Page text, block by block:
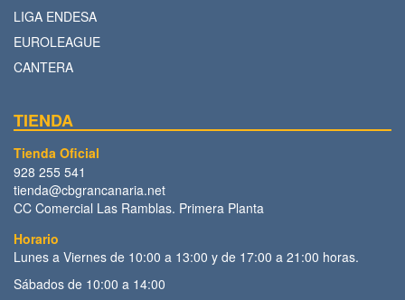
LIGA ENDESA
EUROLEAGUE
CANTERA
TIENDA
Tienda Oficial
928 255 541
tienda@cbgrancanaria.net
CC Comercial Las Ramblas. Primera Planta
Horario
Lunes a Viernes de 10:00 a 13:00 y de 17:00 a 21:00 horas.
Sábados de 10:00 a 14:00